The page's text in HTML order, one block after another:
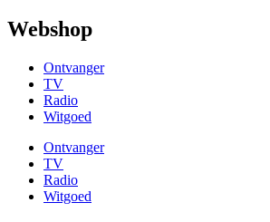
Webshop
Ontvanger
TV
Radio
Witgoed
Ontvanger
TV
Radio
Witgoed